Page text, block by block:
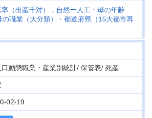
（出産千対），自然ー人工・母の年齢
の職業（大分類）・都道府県（15大都市再
動態職業・産業別統計/ 保管表/ 死産
02-19